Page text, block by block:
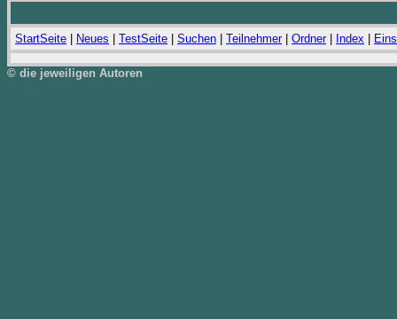
StartSeite Neues TestSeite Suchen Teilnehmer| Ordner| Index
© die jeweiligen Autoren